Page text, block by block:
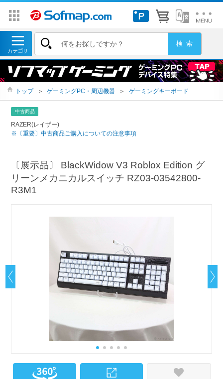
トップ ＞ ゲーミングPC・周辺機器 ＞ ゲーミングキーボード
中古商品
RAZER(レイザー)
※〔重要〕中古商品ご購入についての注意事項
〔展示品〕 BlackWidow V3 Roblox Edition グ
リーンメカニカルスイッチ RZ03-03542800-
R3M1